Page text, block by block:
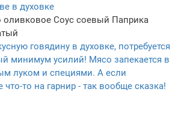
в духовке
оливковое Соус соевый Паприка
говядину в духовке, потребуется
минимум усилий! Мясо запекается в
луком и специями. А если
что-то на гарнир - так вообще сказка!